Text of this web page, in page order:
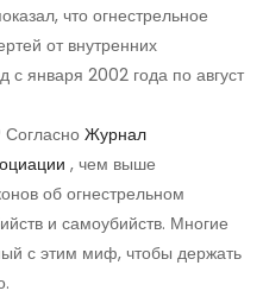
что огнестрельное
от внутренних
с января 2002 года по август
Журнал
, чем выше
об огнестрельном
и самоубийств. Многие
с этим миф, чтобы держать